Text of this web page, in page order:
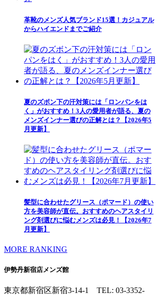
革靴のメンズ人気ブランド15選！カジュアル
からハイエンドまでご紹介
夏のズボン下の汗対策には「ロンパンをは
く」がおすすめ！3人の愛用者が語る、夏の
メンズインナー選びの正解とは？【2026年5
月更新】
髪型に合わせたグリース（ポマード）の使い
方を美容師が直伝。おすすめのヘアスタイリ
ング剤選びに悩むメンズは必見！【2026年7
月更新】
MORE RANKING
伊勢丹新宿店メンズ館
東京都新宿区新宿3-14-1 TEL: 03-3352-